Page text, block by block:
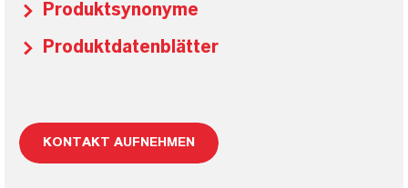
Produktsynonyme
Produktdatenblätter
KONTAKT AUFNEHMEN